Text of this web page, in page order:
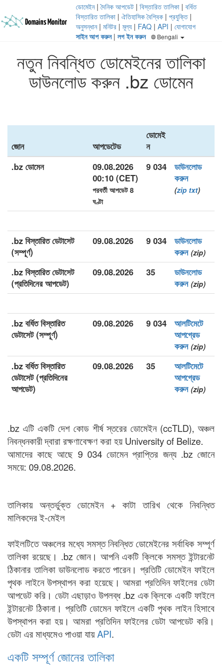
ডোমেইন|দৈনিক আপডেট | বিস্তারিত তালিকা | বর্ধিত
বিস্তারিত তালিকা | ঐতিহাসিক বৈশ্বিক | প্রযুক্তি|
অনুসন্ধান| মনিটর | মূল্য | FAQ | API | যোগাযোগ
সাইন আপ করুন| লগ ইন করুন Bengali
নতুন নিবন্ধিত ডোমেইনের তালিকা
ডাউনলোড করুন .bz ডোমেন
জোন আপডেটেড
ডোমেই
ন
.bz ডোমেন
09.08.2026
00:10 (CET)
পরবর্তী আপডেট 8
ঘণ্টা
9 034
ডাউনলোড
করুন
(zip txt)
.bz বিস্তারিত ডেটাসেট
(সম্পূর্ণ)
09.08.2026 9 034
ডাউনলোড
করুন (zip)
.bz বিস্তারিত ডেটাসেট
(প্রতিদিনের আপডেট)
09.08.2026 35
ডাউনলোড
করুন (zip)
.bz বর্ধিত বিস্তারিত
ডেটাসেট (সম্পূর্ণ)
09.08.2026 9 034
আলটিমেটে
আপগ্রেড
করুন (zip)
.bz বর্ধিত বিস্তারিত
ডেটাসেট (প্রতিদিনের
আপডেট)
09.08.2026 35
আলটিমেটে
আপগ্রেড
করুন (zip)
.bz এটি একটি দেশ কোড শীর্ষ স্তরের ডোমেইন (ccTLD), অঞ্চল
নিবন্ধনকারী দ্বারা রক্ষণাবেক্ষণ করা হয় University of Belize.
আমাদের কাছে আছে 9 034 ডোমেন প্রাপ্তির জন্য .bz জোনে
সময়ে: 09.08.2026.
তালিকায় অন্তর্ভুক্ত ডোমেইন + কাটা তারিখ থেকে নিবন্ধিত
মালিকদের ই-মেইল
ফাইলটিতে অঞ্চলের মধ্যে সমস্ত নিবন্ধিত ডোমেইনের সর্বাধিক সম্পূর্ণ
তালিকা রয়েছে। .bz জোন। আপনি একটি ক্লিকে সমস্ত ইন্টারনেট
ঠিকানার তালিকা ডাউনলোড করতে পারেন। প্রতিটি ডোমেইন ফাইলে
পৃথক লাইনে উপস্থাপন করা হয়েছে। আমরা প্রতিদিন ফাইলের ডেটা
আপডেট করি। ডেটা এছাড়াও উপলব্ধ .bz এক ক্লিকে একটি ফাইলে
ইন্টারনেট ঠিকানা। প্রতিটি ডোমেন ফাইলে একটি পৃথক লাইন হিসাবে
উপস্থাপন করা হয়। আমরা প্রতিদিন ফাইলের ডেটা আপডেট করি।
ডেটা এর মাধ্যমেও পাওয়া যায়API.
একটি সম্পূর্ণ জোনের তালিকা